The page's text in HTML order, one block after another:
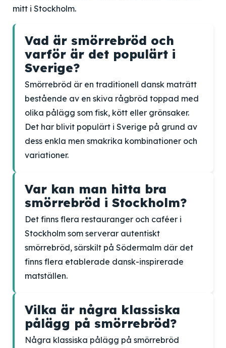
mitt i Stockholm.
Vad är smörrebröd och
varför är det populärt i
Sverige?
Smörrebröd är en traditionell dansk maträtt
bestående av en skiva rågbröd toppad med
olika pålägg som fisk, kött eller grönsaker.
Det har blivit populärt i Sverige på grund av
dess enkla men smakrika kombinationer och
variationer.
Var kan man hitta bra
smörrebröd i Stockholm?
Det finns flera restauranger och caféer i
Stockholm som serverar autentiskt
smörrebröd, särskilt på Södermalm där det
finns flera etablerade dansk-inspirerade
matställen.
Vilka är några klassiska
pålägg på smörrebröd?
Några klassiska pålägg på smörrebröd